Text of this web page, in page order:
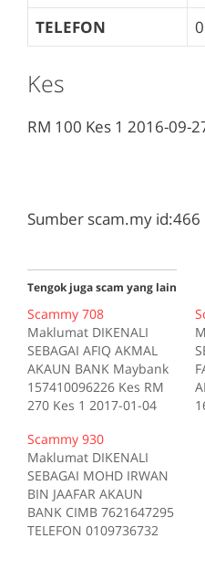
TELEFON
Kes
RM 100 Kes 1 2016-09-
Sumber scam.my id:466
Tengok juga scam yang lain
Scammy 708
Maklumat DIKENALI
SEBAGAI AFIQ AKMAL
AKAUN BANK Maybank
157410096226 Kes RM
270 Kes 1 2017-01-04
Sumber scam.my id:708
Scammy 930
Maklumat DIKENALI
SEBAGAI MOHD IRWAN
BIN JAAFAR AKAUN
BANK CIMB 7621647295
TELEFON 0109736732